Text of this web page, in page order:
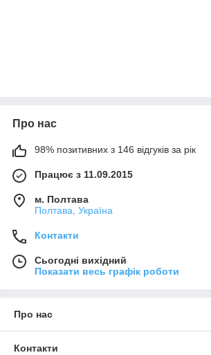
Про нас
98% позитивних з 146 відгуків за рік
Працює з 11.09.2015
м. Полтава
Полтава, Україна
Контакти
Сьогодні вихідний
Показати весь графік роботи
Про нас
Контакти